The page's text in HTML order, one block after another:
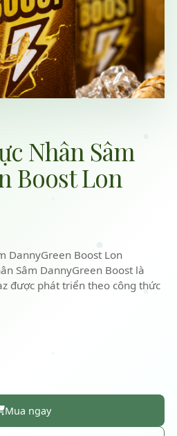
Nhân Sâm
Boost Lon
DannyGreen Boost Lon
Sâm DannyGreen Boost là
được phát triển theo công thức
Mua ngay